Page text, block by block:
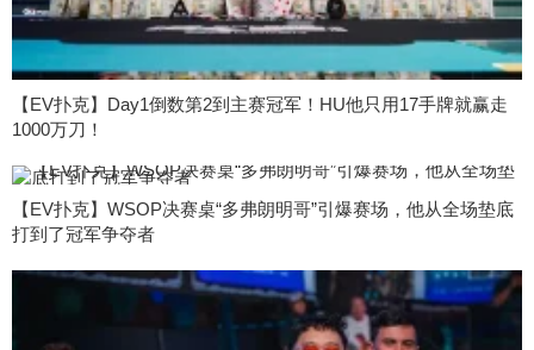
【EV扑克】Day1倒数第2到主赛冠军！HU他只用17手牌就赢走
1000万刀！
【EV扑克】WSOP决赛桌“多弗朗明哥”引爆赛场，他从全场垫底
打到了冠军争夺者